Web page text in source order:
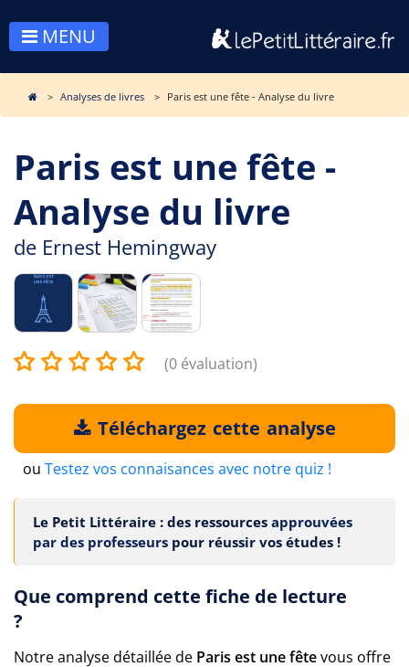
MENU
Analyses de livres Paris est une fête - Analyse du livre
Paris est une fête -
Analyse du livre
de Ernest Hemingway
(0 évaluation)
Téléchargez cette analyse
ou Testez vos connaisances avec notre quiz !
Le Petit Littéraire : des ressources approuvées
par des professeurs pour réussir vos études !
Que comprend cette fiche de lecture
?
Notre analyse détaillée de Paris est une fêtevous offre